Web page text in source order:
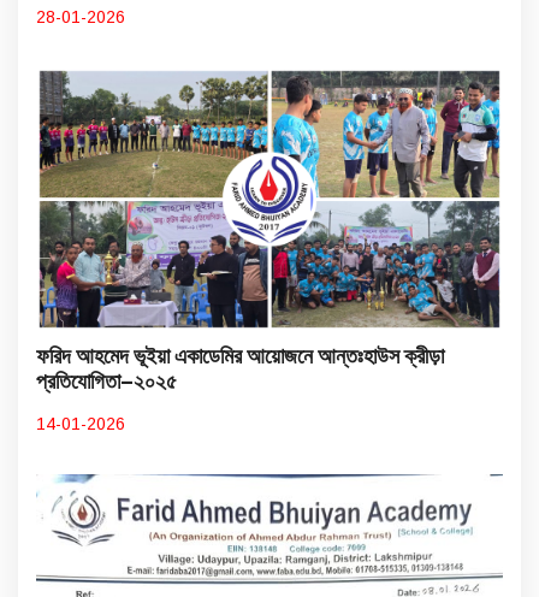
28-01-2026
ফরিদ আহমেদ ভূইয়া একাডেমির আয়োজনে আন্তঃহাউস ক্রীড়া
প্রতিযোগিতা–২০২৫
14-01-2026